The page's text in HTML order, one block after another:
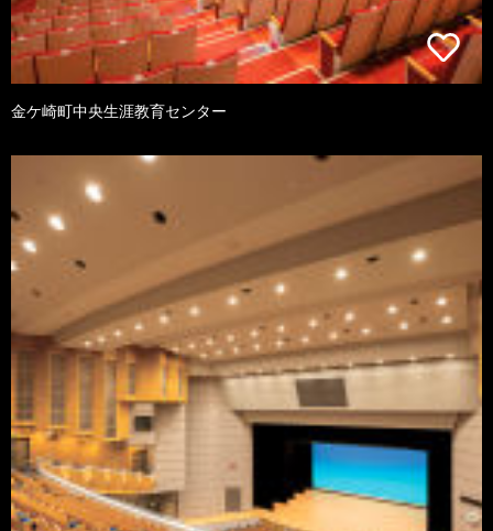
金ケ崎町中央生涯教育センター